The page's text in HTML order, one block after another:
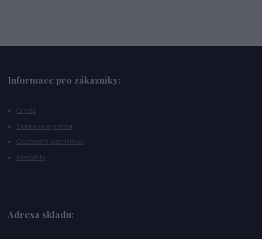
Informace pro zákazníky:
O nás
Doprava a platba
Obchodní podmínky
Kontakty
Adresa skladu: